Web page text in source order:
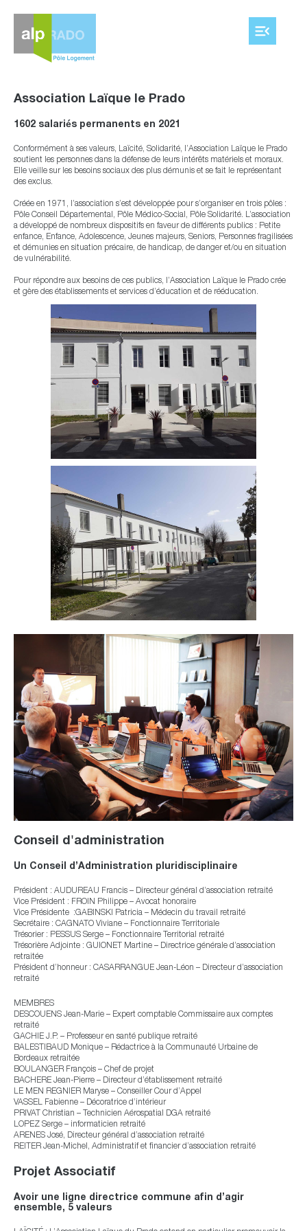
Association Laïque le Prado
1602 salariés permanents en 2021
Conformément à ses valeurs, Laïcité, Solidarité, l’Association Laïque le Prado
soutient les personnes dans la défense de leurs intérêts matériels et moraux.
Elle veille sur les besoins sociaux des plus démunis et se fait le représentant
des exclus.
Créée en 1971, l’association s’est développée pour s’organiser en trois pôles :
Pôle Conseil Départemental, Pôle Médico-Social, Pôle Solidarité. L’association
a développé de nombreux dispositifs en faveur de différents publics : Petite
enfance, Enfance, Adolescence, Jeunes majeurs, Seniors, Personnes fragilisées
et démunies en situation précaire, de handicap, de danger et/ou en situation
de vulnérabilité.
Pour répondre aux besoins de ces publics, l’Association Laïque le Prado crée
et gère des établissements et services d’éducation et de rééducation.
Conseil d'administration
Un Conseil d’Administration pluridisciplinaire
Président : AUDUREAU Francis – Directeur général d’association retraité
Vice Président : FROIN Philippe – Avocat honoraire
Vice Présidente :GABINSKI Patricia – Médecin du travail retraité
Secrétaire : CAGNATO Viviane – Fonctionnaire Territoriale
Trésorier : PESSUS Serge – Fonctionnaire Territorial retraité
Trésorière Adjointe : GUIONET Martine – Directrice générale d’association
retraitée
Président d’honneur : CASARRANGUE Jean-Léon – Directeur d’association
retraité
MEMBRES
DESCOUENS Jean-Marie – Expert comptable Commissaire aux comptes
retraité
GACHIE J.P. – Professeur en santé publique retraité
BALESTIBAUD Monique – Rédactrice à la Communauté Urbaine de
Bordeaux retraitée
BOULANGER François – Chef de projet
BACHERE Jean-Pierre – Directeur d’établissement retraité
LE MEN REGNIER Maryse – Conseiller Cour d’Appel
VASSEL Fabienne – Décoratrice d’intérieur
PRIVAT Christian – Technicien Aérospatial DGA retraité
LOPEZ Serge – informaticien retraité
ARENES José, Directeur général d’association retraité
REITER Jean-Michel, Administratif et financier d’association retraité
Projet Associatif
Avoir une ligne directrice commune afin d’agir
ensemble, 5 valeurs